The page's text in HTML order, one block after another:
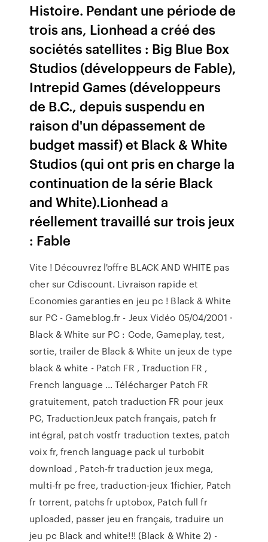
Histoire. Pendant une période de
trois ans, Lionhead a créé des
sociétés satellites : Big Blue Box
Studios (développeurs de Fable),
Intrepid Games (développeurs
de B.C., depuis suspendu en
raison d'un dépassement de
budget massif) et Black & White
Studios (qui ont pris en charge la
continuation de la série Black
and White).Lionhead a
réellement travaillé sur trois jeux
: Fable
Vite ! Découvrez l'offre BLACK AND WHITE pas
cher sur Cdiscount. Livraison rapide et
Economies garanties en jeu pc ! Black & White
sur PC - Gameblog.fr - Jeux Vidéo 05/04/2001 ·
Black & White sur PC : Code, Gameplay, test,
sortie, trailer de Black & White un jeux de type
black & white - Patch FR , Traduction FR ,
French language ... Télécharger Patch FR
gratuitement, patch traduction FR pour jeux
PC, TraductionJeux patch français, patch fr
intégral, patch vostfr traduction textes, patch
voix fr, french language pack ul turbobit
download , Patch-fr traduction jeux mega,
multi-fr pc free, traduction-jeux 1fichier, Patch
fr torrent, patchs fr uptobox, Patch full fr
uploaded, passer jeu en français, traduire un
jeu pc Black and white!!! (Black & White 2) -